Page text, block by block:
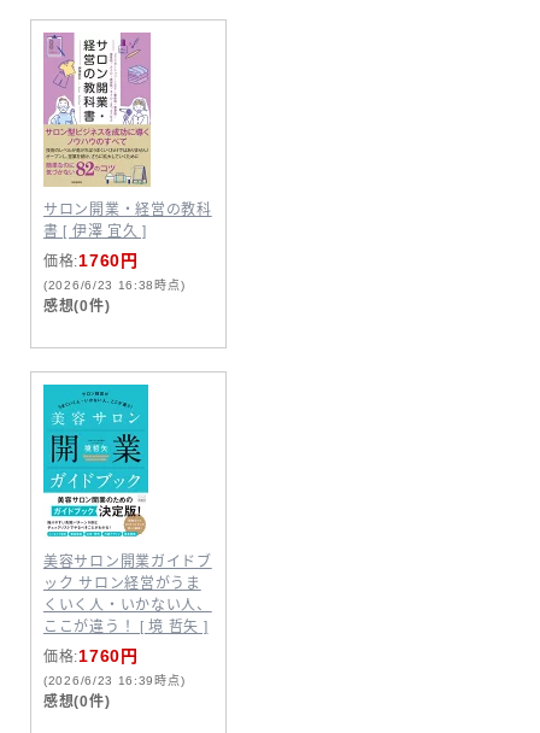
サロン開業・経営の教科
書 [ 伊澤 宜久 ]
価格:1760円
(2026/6/23 16:38時点)
感想(0件)
美容サロン開業ガイドブ
ック サロン経営がうま
くいく人・いかない人、
ここが違う！ [ 境 哲矢 ]
価格:1760円
(2026/6/23 16:39時点)
感想(0件)